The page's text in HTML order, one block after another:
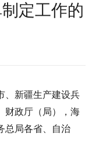
定工作的
、新疆生产建设兵
财政厅（局），海
总局各省、自治